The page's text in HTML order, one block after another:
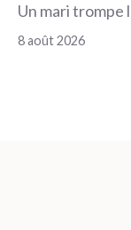
Un mari trompe
8 août 2026